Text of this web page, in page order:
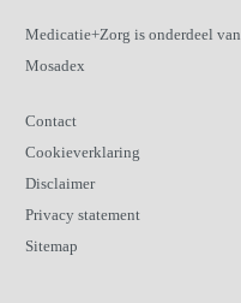
Medicatie+Zorg is onderdeel van
Mosadex
Contact
Cookieverklaring
Disclaimer
Privacy statement
Sitemap